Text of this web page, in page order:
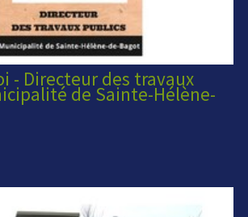
- Directeur des travaux
de Sainte-Hélène-